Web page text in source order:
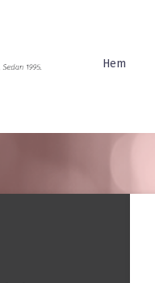
Hem